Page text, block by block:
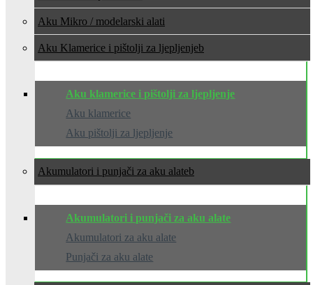
Aku Mikro / modelarski alati
Aku Klamerice i pištolji za ljepljenje
Aku klamerice i pištolji za ljepljenje
Aku klamerice
Aku pištolji za ljepljenje
Akumulatori i punjači za aku alate
Akumulatori i punjači za aku alate
Akumulatori za aku alate
Punjači za aku alate